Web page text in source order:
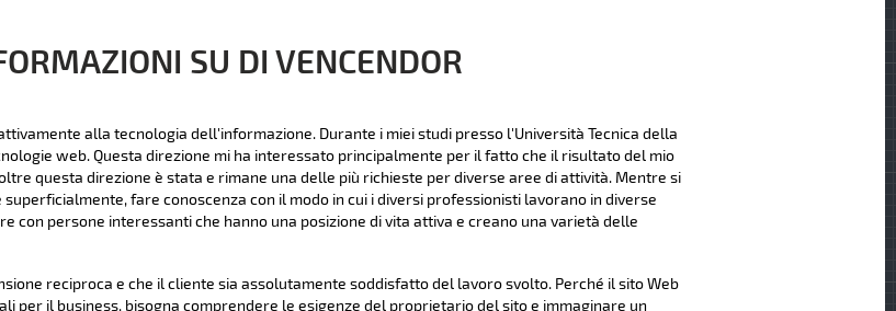
SU DI VENCENDOR
alla tecnologia dell'informazione. Durante i miei studi presso l'Università Tecnica della
web. Questa direzione mi ha interessato principalmente per il fatto che il risultato del mio
questa direzione è stata e rimane una delle più richieste per diverse aree di attività. Mentre si
fare conoscenza con il modo in cui i diversi professionisti lavorano in diverse
con persone interessanti che hanno una posizione di vita attiva e creano una varietà delle
reciproca e che il cliente sia assolutamente soddisfatto del lavoro svolto. Perché il sito Web
per il business, bisogna comprendere le esigenze del proprietario del sito e immaginare un